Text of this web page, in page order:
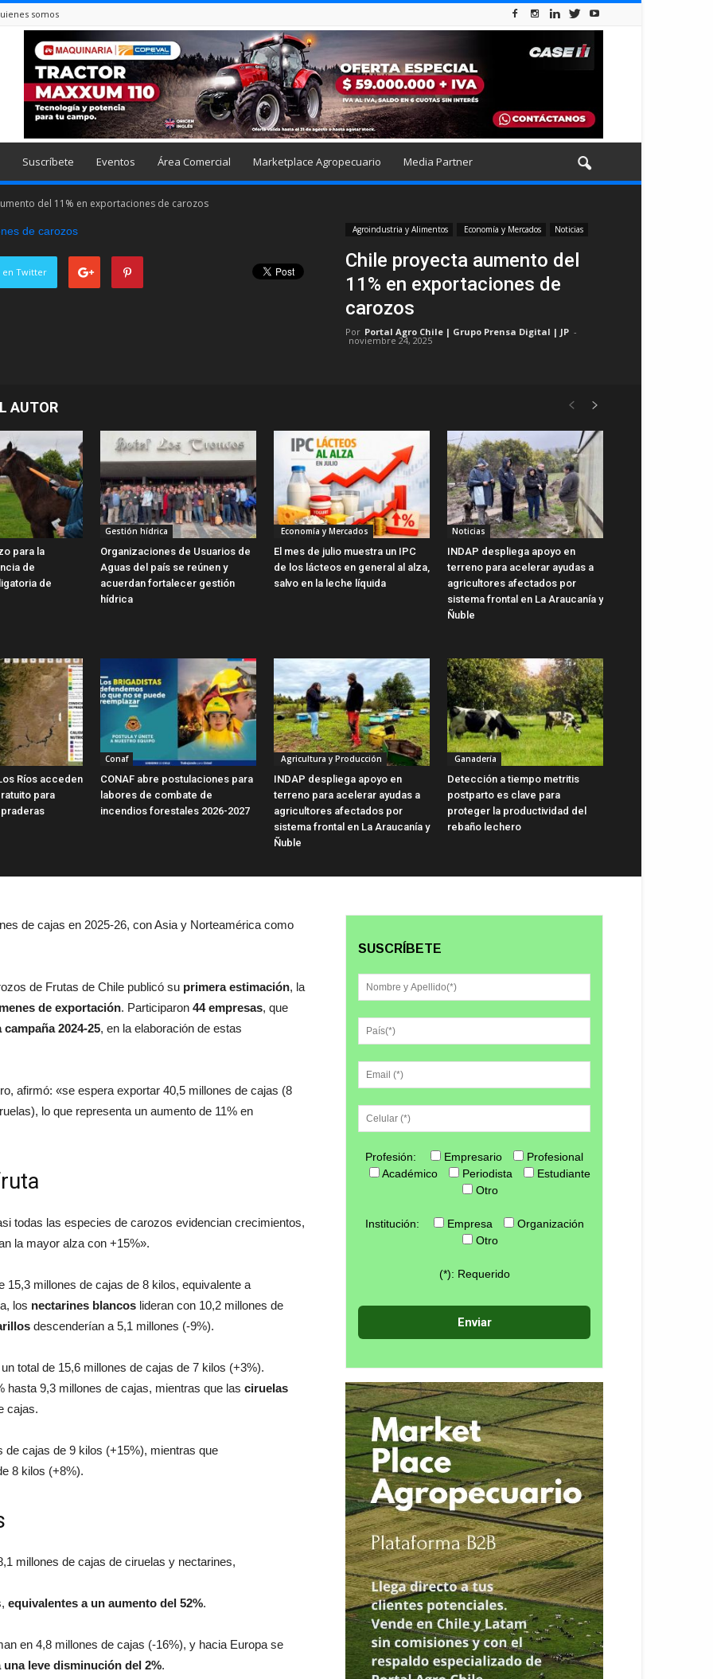
somos
Suscríbete Eventos Área Comercial Marketplace Agropecuario Media Partner
del 11% en exportaciones de carozos
Agroindustria y Alimentos Economía y Mercados Noticias
Chile proyecta aumento del
11% en exportaciones de
carozos
Por Portal Agro Chile | Grupo Prensa Digital | JP -
noviembre 24, 2025
Twitter
AUTOR
para la
de
de
Gestión hídrica
Organizaciones de Usuarios de
Aguas del país se reúnen y
acuerdan fortalecer gestión
hídrica
Economía y Mercados
El mes de julio muestra un IPC
de los lácteos en general al alza,
salvo en la leche líquida
Noticias
INDAP despliega apoyo en
terreno para acelerar ayudas a
agricultores afectados por
sistema frontal en La Araucanía y
Ñuble
Ríos acceden
para
Conaf
CONAF abre postulaciones para
labores de combate de
incendios forestales 2026-2027
Agricultura y Producción
INDAP despliega apoyo en
terreno para acelerar ayudas a
agricultores afectados por
sistema frontal en La Araucanía y
Ñuble
Ganadería
Detección a tiempo metritis
postparto es clave para
proteger la productividad del
rebaño lechero
de cajas en 2025-26, con Asia y Norteamérica como
de Frutas de Chile publicó su primera estimación, la
de exportación. Participaron 44 empresas, que
2024-25, en la elaboración de estas
afirmó: «se espera exportar 40,5 millones de cajas (8
lo que representa un aumento de 11% en
todas las especies de carozos evidencian crecimientos,
la mayor alza con +15%».
millones de cajas de 8 kilos, equivalente a
los nectarines blancos lideran con 10,2 millones de
descenderían a 5,1 millones (-9%).
total de 15,6 millones de cajas de 7 kilos (+3%).
hasta 9,3 millones de cajas, mientras que las ciruelas
cajas.
cajas de 9 kilos (+15%), mientras que
8 kilos (+8%).
millones de cajas de ciruelas y nectarines,
equivalentes a un aumento del 52%.
en 4,8 millones de cajas (-16%), y hacia Europa se
leve disminución del 2%.
SUSCRÍBETE
Profesión: Empresario
Profesional
Académico
Periodista
Estudiante
Otro
Institución: Empresa
Organización
Otro
(*): Requerido